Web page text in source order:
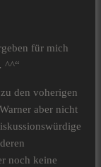
für mich
^^“
den voherigen
aber nicht
noch keine